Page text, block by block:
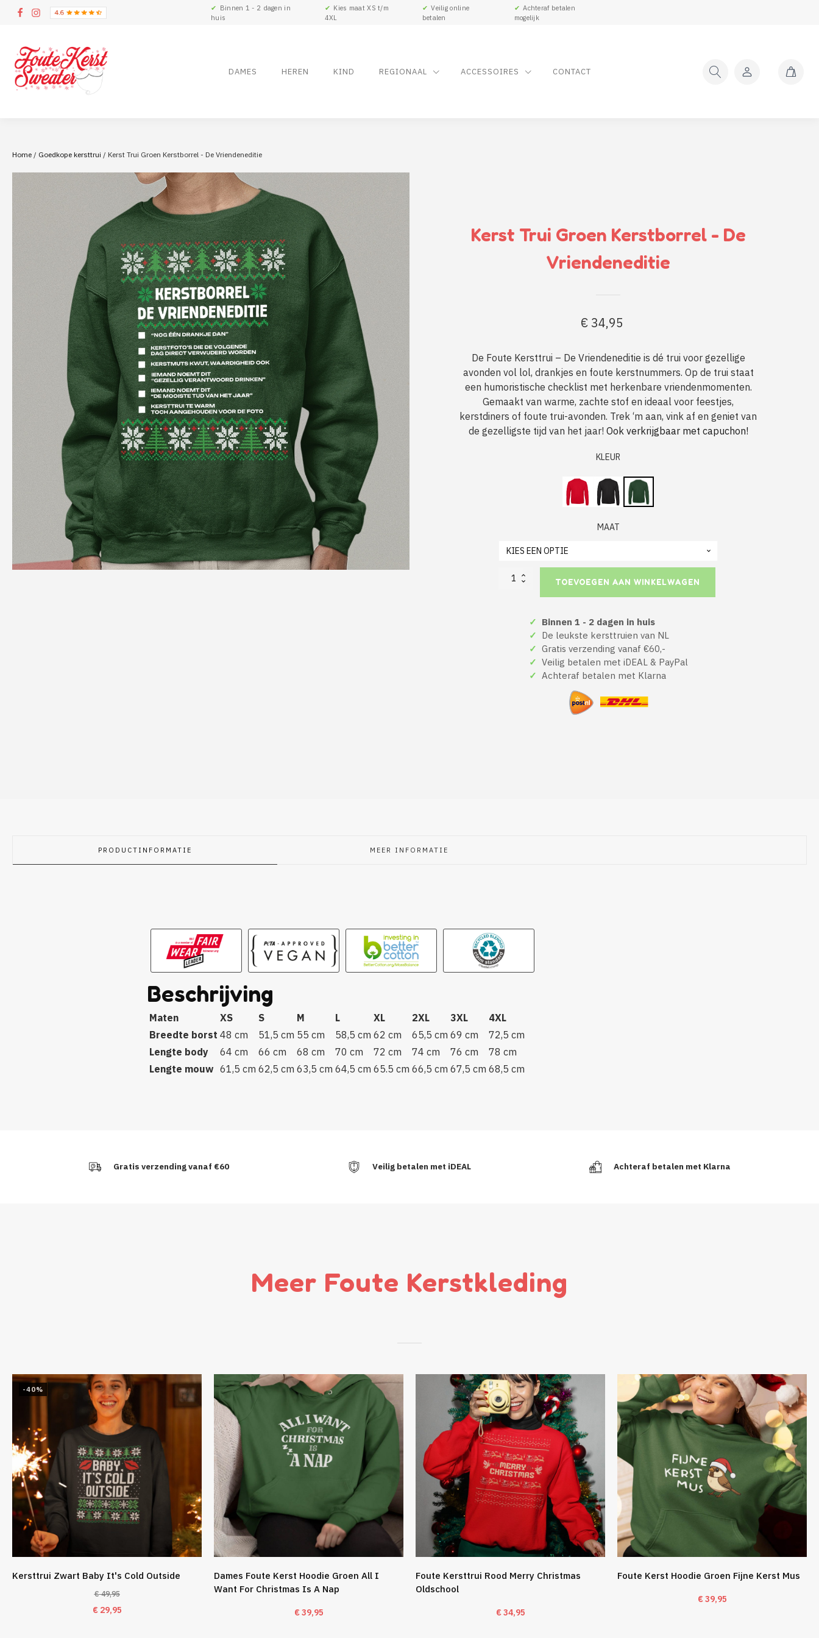
✔
Binnen 1 - 2 dagen in
huis
✔
Kies maat XS t/m
4XL
✔ Veilig online
betalen
✔ Achteraf betalen
mogelijk
DAMES HEREN KIND REGIONAAL ACCESSOIRES CONTACT
Home / Goedkope kersttrui / Kerst Trui Groen Kerstborrel - De Vriendeneditie
Kerst Trui Groen Kerstborrel - De
Vriendeneditie
€34,95
De Foute Kersttrui – De Vriendeneditie is dé trui voor gezellige
avonden vol lol, drankjes en foute kerstnummers. Op de trui staat
een humoristische checklist met herkenbare vriendenmomenten.
Gemaakt van warme, zachte stof en ideaal voor feestjes,
kerstdiners of foute trui-avonden. Trek ‘m aan, vink af en geniet van
de gezelligste tijd van het jaar! Ook verkrijgbaar met capuchon!
KLEUR
MAAT
Kerst
Vriendeneditie
TOEVOEGEN AAN WINKELWAGEN
✓ Binnen 1 - 2 dagen in huis
✓ De leukste kersttruien van NL
✓ Gratis verzending vanaf €60,-
✓ Veilig betalen met iDEAL & PayPal
✓ Achteraf betalen met Klarna
PRODUCTINFORMATIE MEER INFORMATIE
Beschrijving
Maten XS S M L XL 2XL 3XL
4XL
Breedte borst 48 cm 51,5 cm 55 cm 58,5 cm 62 cm 65,5 cm 69 cm
72,5 cm
Lengte body
64 cm 66 cm 68 cm 70 cm 72 cm 74 cm 76 cm
78 cm
Lengte mouw 61,5 cm 62,5 cm 63,5 cm 64,5 cm 65.5 cm 66,5 cm 67,5 cm 68,5 cm
Gratis verzending vanaf €60 Veilig betalen met iDEAL Achteraf betalen met Klarna
Meer Foute Kerstkleding
-40%
Kersttrui Zwart Baby It's Cold Outside
€49,95
Oorspronkelijke
€29,95Huidige
Dames Foute Kerst Hoodie Groen All I
Want For Christmas Is A Nap
€39,95
Foute Kersttrui Rood Merry Christmas
Oldschool
€34,95
Foute Kerst Hoodie Groen Fijne Kerst Mus
€39,95